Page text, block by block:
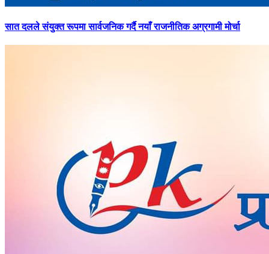
सातदलले संयुक्त रूपमा सार्वजनिक गर्दै नयाँ राजनीतिक अग्रगामी मोर्चा